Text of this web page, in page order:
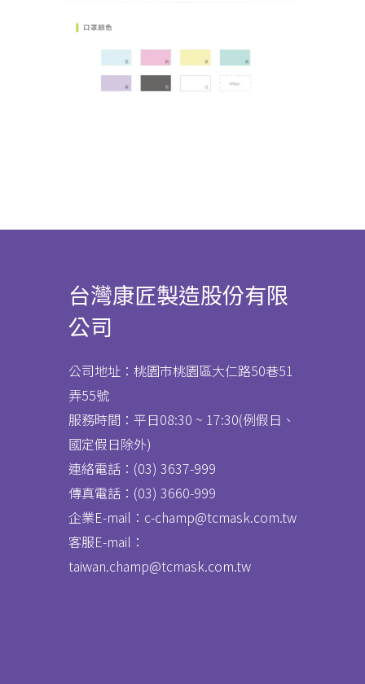
台灣康匠製造股份有限
公司
公司地址：桃園市桃園區大仁路50巷51
弄55號
服務時間：平日08:30 ~ 17:30(例假日、
國定假日除外)
連絡電話：(03) 3637-999
傳真電話： (03) 3660-999
企業E-mail：c-champ@tcmask.com.tw
客服E-mail：
taiwan.champ@tcmask.com.tw